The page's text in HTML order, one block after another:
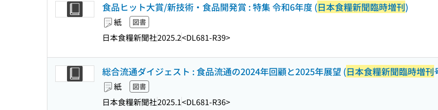
食品ヒット大賞/新技術・食品開発賞 : 特集 令和6年度 (日本食糧新聞臨時増刊)
紙 図書
日本食糧新聞社2025.2<DL681-R39>
総合流通ダイジェスト : 食品流通の2024年回顧と2025年展望 (日本食糧新聞臨時増刊
紙 図書
日本食糧新聞社2025.1<DL681-R36>